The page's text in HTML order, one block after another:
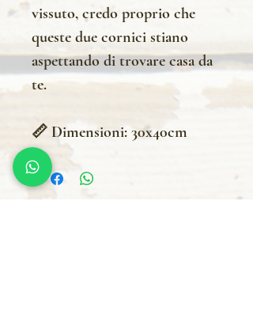
vissuto, credo proprio che
queste due cornici stiano
aspettando di trovare casa da
te.
📏 Dimensioni: 30x40cm